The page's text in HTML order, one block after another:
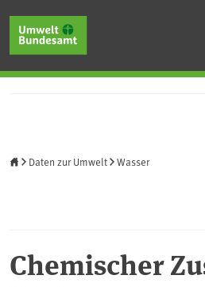
Daten zur Umwelt Wasser
Chemischer